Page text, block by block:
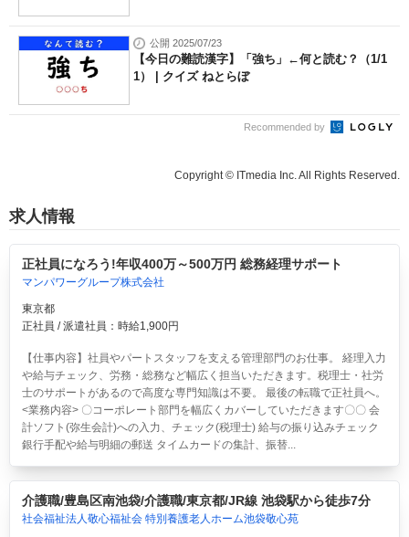
公開 2025/07/23
【今日の難読漢字】「強ち」←何と読む？（1/1
1） | クイズ ねとらぼ
Recommended by
Copyright © ITmedia Inc. All Rights Reserved.
求人情報
正社員になろう!年収400万～500万円 総務経理サポート
マンパワーグループ株式会社
東京都
正社員 / 派遣社員：時給1,900円
【仕事内容】社員やパートスタッフを支える管理部門のお仕事。 経理入力
や給与チェック、労務・総務など幅広く担当いただきます。税理士・社労
士のサポートがあるので高度な専門知識は不要。 最後の転職で正社員へ。
<業務内容> 〇コーポレート部門を幅広くカバーしていただきます〇〇 会
計ソフト(弥生会計)への入力、チェック(税理士) 給与の振り込みチェック
銀行手配や給与明細の郵送 タイムカードの集計、振替...
介護職/豊島区南池袋/介護職/東京都/JR線 池袋駅から徒歩7分
社会福祉法人敬心福祉会 特別養護老人ホーム池袋敬心苑